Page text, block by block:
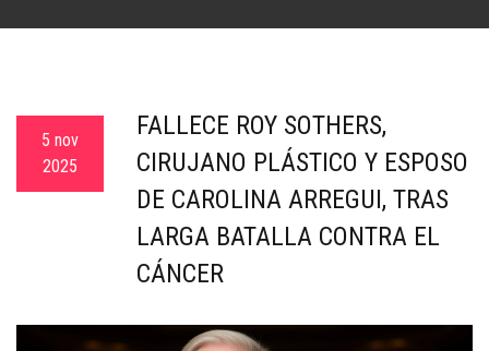
5 nov
2025
FALLECE ROY SOTHERS,
CIRUJANO PLÁSTICO Y ESPOSO
DE CAROLINA ARREGUI, TRAS
LARGA BATALLA CONTRA EL
CÁNCER